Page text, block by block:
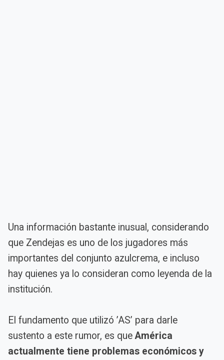
Una información bastante inusual, considerando
que Zendejas es uno de los jugadores más
importantes del conjunto azulcrema, e incluso
hay quienes ya lo consideran como leyenda de la
institución.
El fundamento que utilizó ’AS’ para darle
sustento a este rumor, es queAmérica
actualmente tiene problemas económicos y